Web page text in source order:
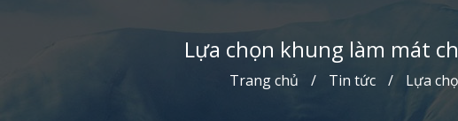
Lựa chọn khung làm mát
Trang chủ Tin tức Lựa